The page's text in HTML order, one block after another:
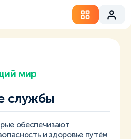
мир
службы
обеспечивают
и здоровье путём